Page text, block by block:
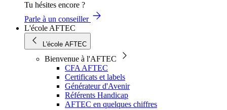
Tu hésites encore ?
Parle à un conseiller
L'école AFTEC
L'école AFTEC
Bienvenue à l'AFTEC
CFA AFTEC
Certificats et labels
Générateur d'Avenir
Référents Handicap
AFTEC en quelques chiffres